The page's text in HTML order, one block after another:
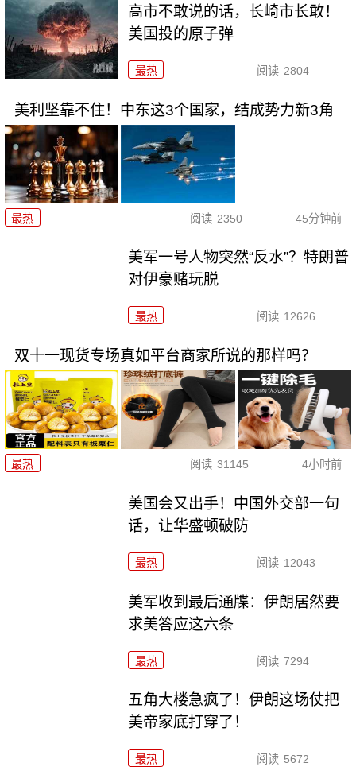
高市不敢说的话，长崎市长敢！
美国投的原子弹
最热 阅读 2804
美利坚靠不住！中东这3个国家，结成势力新3角
最热 阅读 2350 45分钟前
美军一号人物突然“反水”？特朗普
对伊豪赌玩脱
最热 阅读 12626
双十一现货专场真如平台商家所说的那样吗？
最热 阅读 31145 4小时前
美国会又出手！中国外交部一句
话，让华盛顿破防
最热 阅读 12043
美军收到最后通牒：伊朗居然要
求美答应这六条
最热 阅读 7294
五角大楼急疯了！伊朗这场仗把
美帝家底打穿了！
最热 阅读 5672